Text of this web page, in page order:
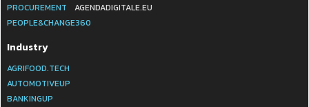
PROCUREMENT
AGENDADIGITALE.EU
PEOPLE&CHANGE360
Industry
AGRIFOOD.TECH
AUTOMOTIVEUP
BANKINGUP